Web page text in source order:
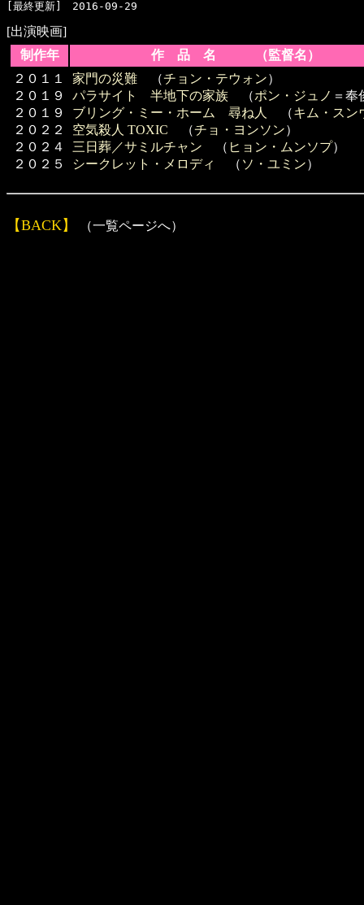
[出演映画]
制作年
作 品 名 （監督名）
２０１１
２０１９
２０１９
２０２２
２０２４
２０２５
家門の災難 （チョン・テウォン）
パラサイト 半地下の家族 （ポン・ジュノ ＝奉
ブリング・ミー・ホーム 尋ね人
（キム・スン
空気殺人 TOXIC （チョ・ヨンソン）
三日葬／サミルチャン （ ヒョン・ムンソプ）
シークレット・メロディ
（ ソ・ユミン）
【BACK】 （一覧ページへ）